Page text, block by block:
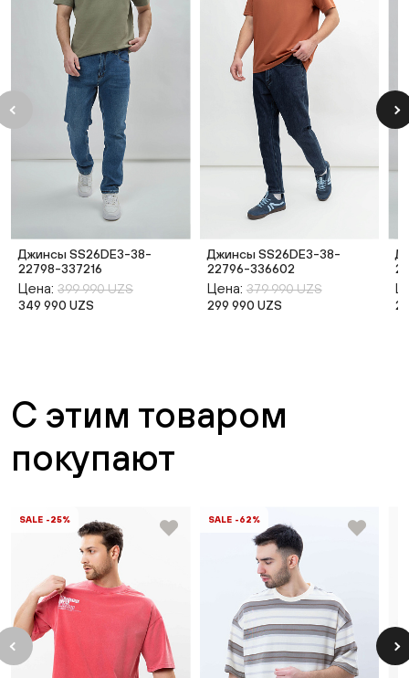
Джинсы SS26DE3-38-
22798-337216
Цена: 399 990 UZS
349 990 UZS
Джинсы SS26DE3-38-
22796-336602
Цена: 379 990 UZS
299 990 UZS
С этим товаром
покупают
SALE -25% SALE -62%